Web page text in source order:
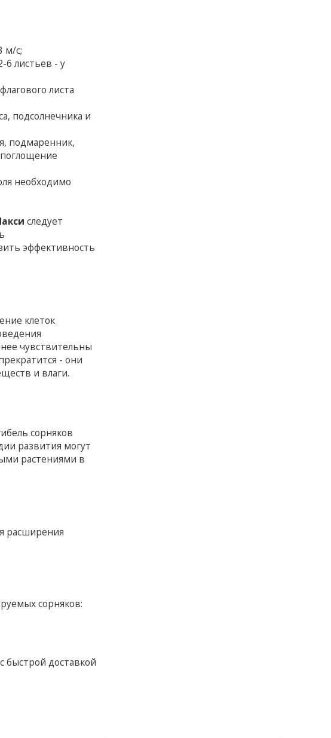
м/с;
6 листьев - у
листа
подсолнечника и
подмаренник,
поглощение
необходимо
следует
эффективность
клеток
чувствительны
- они
и влаги.
сорняков
развития могут
растениями в
расширения
сорняков:
быстрой доставкой